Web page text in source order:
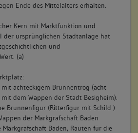
Ende des Mittelalters erhalten.
Kern mit Marktfunktion und
der ursprünglichen Stadtanlage hat
und
(a)
achteckigem Brunnentrog (acht
dem Wappen der Stadt Besigheim).
Brunnenfigur (Ritterfigur mit Schild )
der Markgrafschaft Baden
Baden, Rauten für die